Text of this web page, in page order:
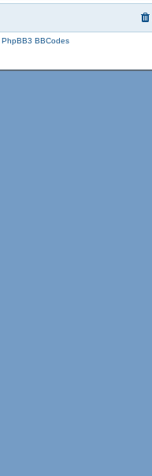
PhpBB3 BBCodes